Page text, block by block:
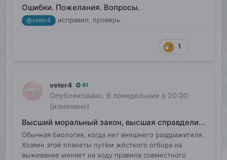
Ошибки. Пожелания. Вопросы.
@veter4 исправил, проверь
1
veter4 81
Опубликовано: В понедельник в 20:00
(изменено)
Высший моральный закон, высшая справделивость
Обычная биология, когда нет внешнего раздражителя.
Хозяин этой планеты путём жёсткого отбора на
выживание меняет на ходу правила совместного